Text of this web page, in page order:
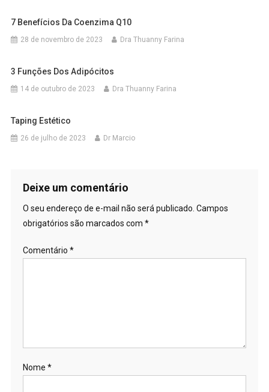
7 Benefícios Da Coenzima Q10
28 de novembro de 2023 Dra Thuanny Farina
3 Funções Dos Adipócitos
14 de outubro de 2023 Dra Thuanny Farina
Taping Estético
26 de julho de 2023 Dr Marcio
Deixe um comentário
O seu endereço de e-mail não será publicado. Campos
obrigatórios são marcados com *
Comentário *
Nome *